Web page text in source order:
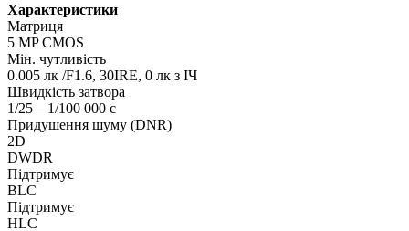
Характеристики
Матриця
5 MP CMOS
Мін. чутливість
0.005 лк /F1.6, 30IRE, 0 лк з ІЧ
Швидкість затвора
1/25 – 1/100 000 с
Придушення шуму (DNR)
2D
DWDR
Підтримує
BLC
Підтримує
HLC